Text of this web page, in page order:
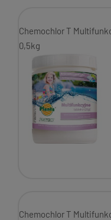
Chemochlor T
0,5kg
Chemochlor T